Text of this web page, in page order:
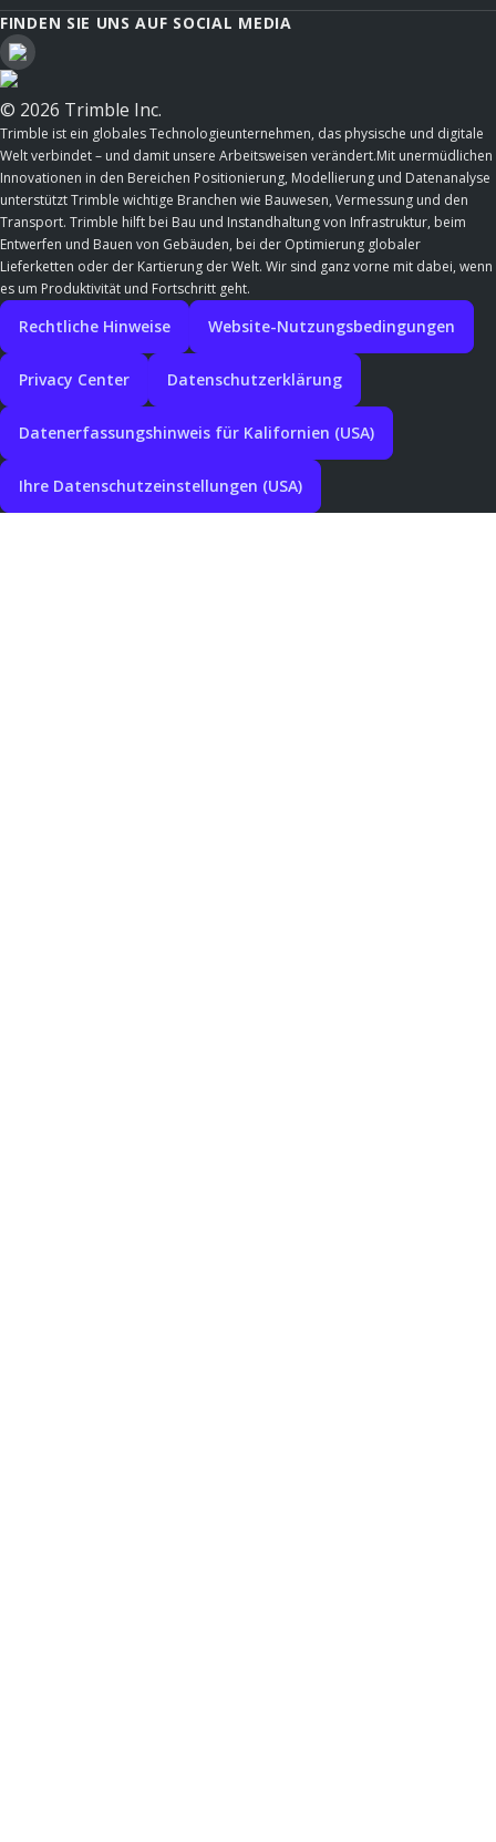
FINDEN SIE UNS AUF SOCIAL MEDIA
© 2026 Trimble Inc.
Trimble ist ein globales Technologieunternehmen, das physische und digitale
Welt verbindet – und damit unsere Arbeitsweisen verändert.Mit unermüdlichen
Innovationen in den Bereichen Positionierung, Modellierung und Datenanalyse
unterstützt Trimble wichtige Branchen wie Bauwesen, Vermessung und den
Transport. Trimble hilft bei Bau und Instandhaltung von Infrastruktur, beim
Entwerfen und Bauen von Gebäuden, bei der Optimierung globaler
Lieferketten oder der Kartierung der Welt. Wir sind ganz vorne mit dabei, wenn
es um Produktivität und Fortschritt geht.
Rechtliche Hinweise Website-Nutzungsbedingungen
Privacy Center Datenschutzerklärung
Datenerfassungshinweis für Kalifornien (USA)
Ihre Datenschutzeinstellungen (USA)